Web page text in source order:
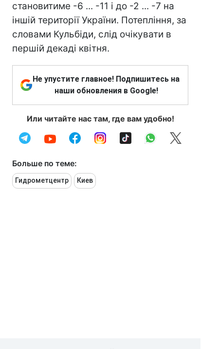
становитиме -6 ... -11 і до -2 ... -7 на
іншій території України. Потепління, за
словами Кульбіди, слід очікувати в
першій декаді квітня.
Не упустите главное! Подпишитесь на
наши обновления в Google!
Или читайте нас там, где вам удобно!
Больше по теме:
Гидрометцентр Киев